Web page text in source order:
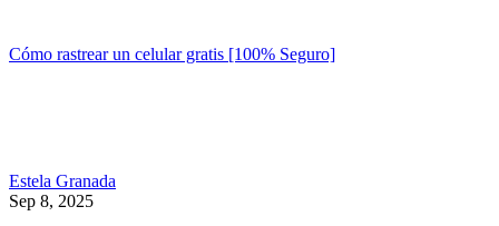
Cómo rastrear un celular gratis [100% Seguro]
Estela Granada
Sep 8, 2025